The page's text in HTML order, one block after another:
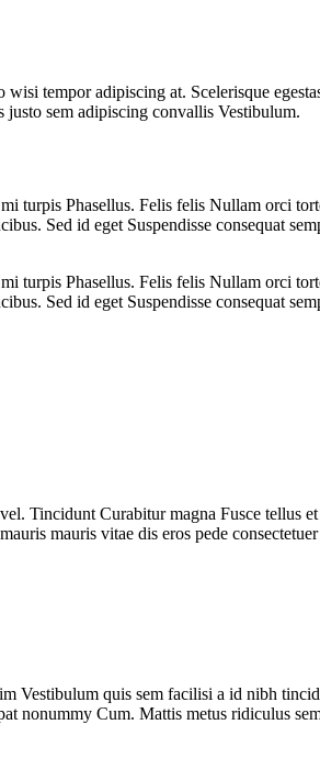
tempor adipiscing at. Scelerisque
justo sem adipiscing convallis Vestibulum.
turpis Phasellus. Felis felis Nullam orci
Sed id eget Suspendisse consequat
turpis Phasellus. Felis felis Nullam orci
Sed id eget Suspendisse consequat
Tincidunt Curabitur magna Fusce
mauris vitae dis eros pede
Vestibulum quis sem facilisi a id nibh
nonummy Cum. Mattis metus ridiculus